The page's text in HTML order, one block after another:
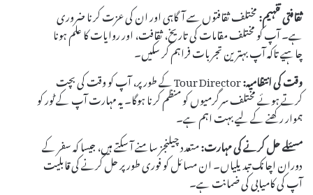
ثقافتی تفہیم:مختلف ثقافتوں سے آگاہی اور ان کی عزت کرنا ضروری
ہے۔ آپ کو مختلف مقامات کی تاریخ، ثقافت، اور روایات کا علم ہونا
چاہیے تاکہ آپ بہترین تجربات فراہم کر سکیں۔
وقت کی انتظامیہ:
Tour Director کے طور پر، آپ کو وقت کی بچت
کرتے ہوئے مختلف سرگرمیوں کو منظم کرنا ہوگا۔ یہ مہارت آپ کے ٹور کو
ہموار رکھنے کے لیے بہت اہم ہے۔
مسئلے حل کرنے کی مہارت:متعدد چیلنجز سامنے آ سکتے ہیں، جیسا کہ سفر کے
دوران اچانک تبدیلیاں۔ ان مسائل کو فوری طور پر حل کرنے کی قابلیت
آپ کی کامیابی کی ضمانت ہے۔